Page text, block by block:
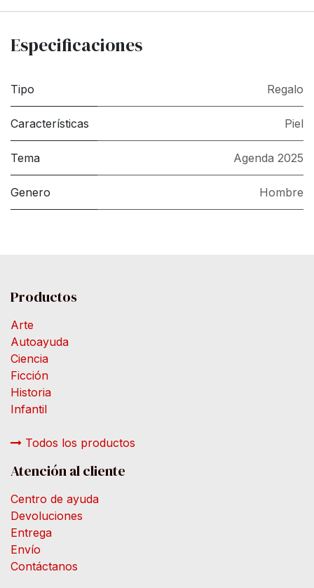
Especificaciones
Tipo Regalo
Características Piel
Tema Agenda 2025
Genero Hombre
Productos
Arte
Autoayuda
Ciencia
Ficción
Historia
Infantil
Todos los productos
Atención al cliente
Centro de ayuda
Devoluciones
Entrega
Envío
Contáctanos